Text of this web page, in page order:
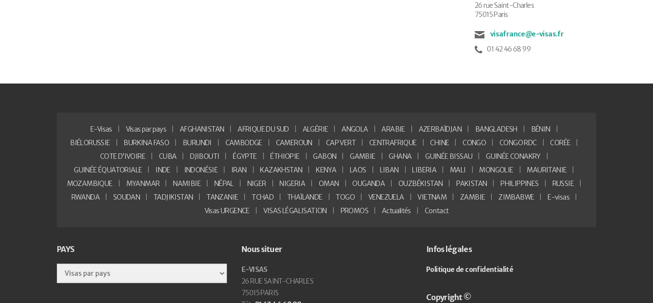
26 rue Saint-Charles
75015 Paris
visafrance@e-visas.fr
01 42 46 68 99
E-Visas Visas par pays AFGHANISTAN AFRIQUE DU SUD ALGÉRIE ANGOLA ARABIE AZERBAÏDJAN BANGLADESH
BÉNIN
BIÉLORUSSIE
BURKINA FASO BURUNDI CAMBODGE CAMEROUN CAP VERT CENTRAFRIQUE CHINE CONGO CONGO RDC
CORÉE
COTE D’IVOIRE
CUBA DJIBOUTI ÉGYPTE ÉTHIOPIE GABON GAMBIE GHANA GUINÉE BISSAU
GUINÉE CONAKRY
GUINÉE ÉQUATORIALE
INDE INDONÉSIE IRAN KAZAKHSTAN KENYA LAOS LIBAN LIBERIA MALI MONGOLIE
MAURITANIE
MOZAMBIQUE
MYANMAR NAMIBIE NÉPAL NIGER NIGERIA OMAN OUGANDA OUZBÉKISTAN PAKISTAN PHILIPPINES
RUSSIE
RWANDA
SOUDAN TADJIKISTAN TANZANIE TCHAD THAÏLANDE TOGO VENEZUELA VIETNAM ZAMBIE ZIMBABWE
E-visas
Visas URGENCE
VISAS LÉGALISATION PROMOS Actualités Contact
PAYS Nous situer
E-VISAS
26 RUE SAINT-CHARLES
75015 PARIS
Infos légales
Politique de confidentialité
Copyright ©